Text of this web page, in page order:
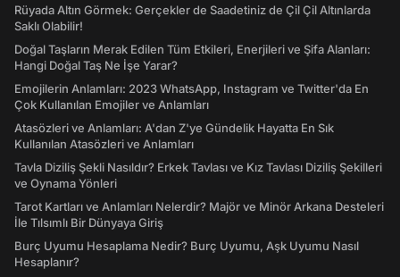
Rüyada Altın Görmek: Gerçekler de Saadetiniz de Çil Çil Altınlarda
Saklı Olabilir!
Doğal Taşların Merak Edilen Tüm Etkileri, Enerjileri ve Şifa Alanları:
Hangi Doğal Taş Ne İşe Yarar?
Emojilerin Anlamları: 2023 WhatsApp, Instagram ve Twitter'da En
Çok Kullanılan Emojiler ve Anlamları
Atasözleri ve Anlamları: A'dan Z'ye Gündelik Hayatta En Sık
Kullanılan Atasözleri ve Anlamları
Tavla Diziliş Şekli Nasıldır? Erkek Tavlası ve Kız Tavlası Diziliş Şekilleri
ve Oynama Yönleri
Tarot Kartları ve Anlamları Nelerdir? Majör ve Minör Arkana Desteleri
İle Tılsımlı Bir Dünyaya Giriş
Burç Uyumu Hesaplama Nedir? Burç Uyumu, Aşk Uyumu Nasıl
Hesaplanır?